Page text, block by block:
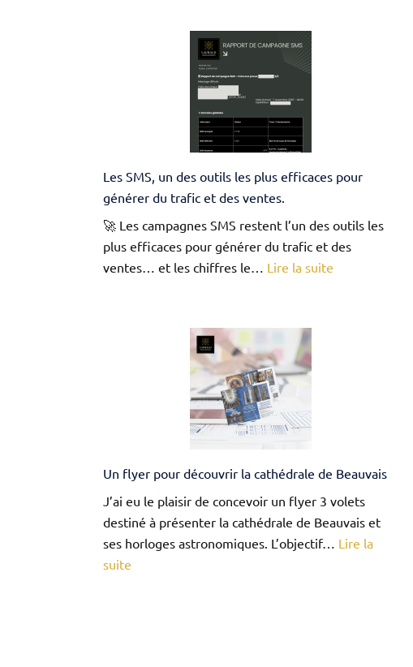
confiance
pour
la
réalisation
de
son
Les SMS, un des outils les plus efficaces pour
générer du trafic et des ventes.
🚀 Les campagnes SMS restent l’un des outils les
plus efficaces pour générer du trafic et des
ventes… et les chiffres le… Lire la suite
générer
du
trafic
et
Un flyer pour découvrir la cathédrale de Beauvais
J’ai eu le plaisir de concevoir un flyer 3 volets
destiné à présenter la cathédrale de Beauvais et
ses horloges astronomiques. L’objectif… Lire la
suite